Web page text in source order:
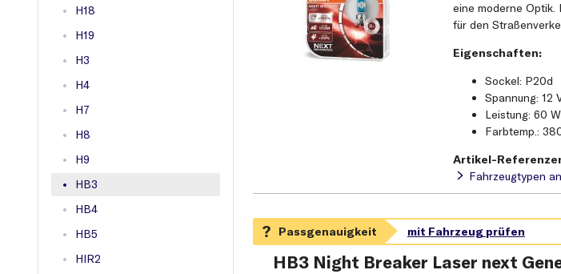
H18
H19
H3
H4
H7
H8
H9
HB3
HB4
HB5
HIR2
eine moderne Optik.
für den
Eigenschaften:
Sockel: P20d
Spannung: 12
Leistung: 60
Farbtemp.:
Artikel-
Fahrzeugtypen
HB3 Night Breaker Laser next